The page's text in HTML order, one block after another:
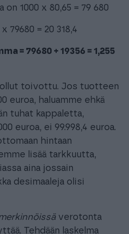
1000 x 80,65 = 79 680
79680 = 20 318,4
= 79680 + 19356 = 1,255
ollut toivottu. Jos tuotteen
euroa, haluamme ehkä
tuhat kappaletta,
euroa, ei 99.998,4 euroa.
hintaan
lisää tarkkuutta,
aina jossain
desimaaleja olisi
verotonta
Tehdään laskelma